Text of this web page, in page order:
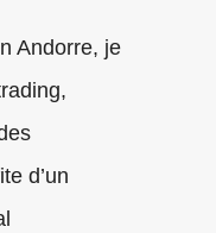
Andorre, je
d’un